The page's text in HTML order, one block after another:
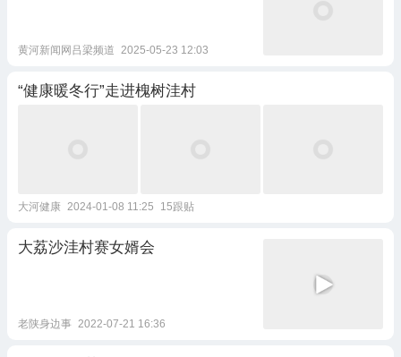
黄河新闻网吕梁频道 2025-05-23 12:03
“健康暖冬行”走进槐树洼村
大河健康 2024-01-08 11:25 15跟贴
大荔沙洼村赛女婿会
老陕身边事 2022-07-21 16:36